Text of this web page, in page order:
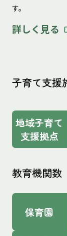
す。
詳しく見る
子育て支援
地域子育て
支援拠点
教育機関数
保育園